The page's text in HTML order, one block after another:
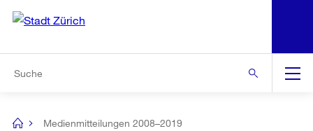
Navigation
[no
Medienmitteilungen 2008–2019